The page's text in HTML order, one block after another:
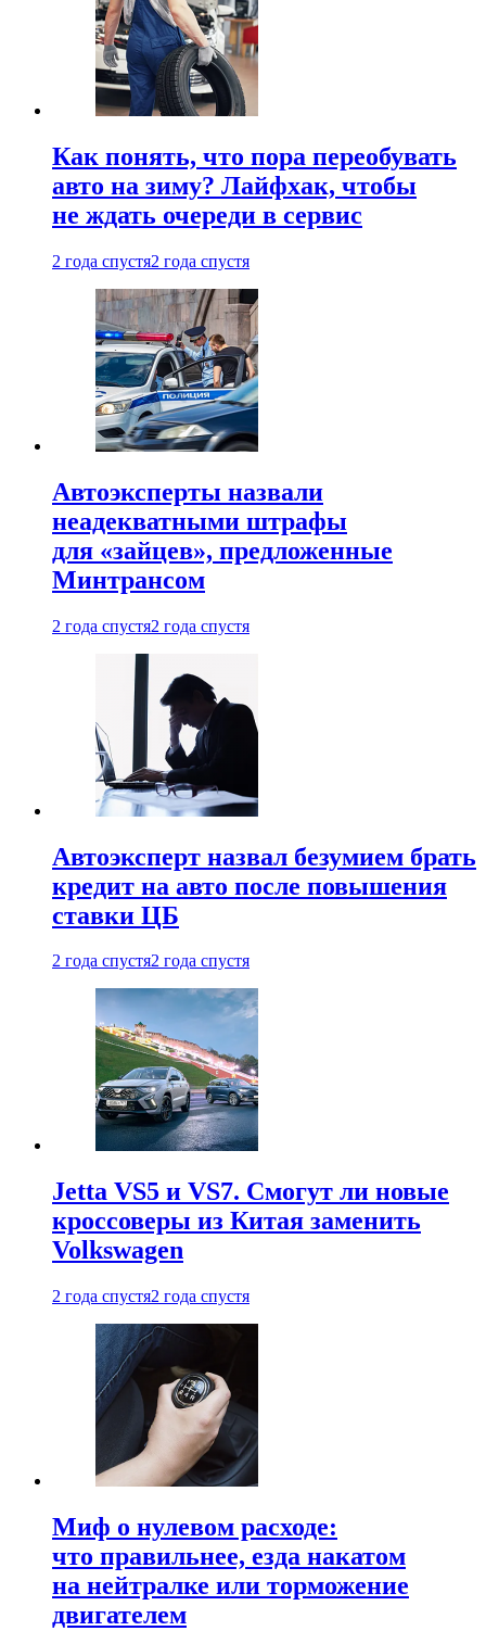
Как понять, что пора переобувать
авто на зиму? Лайфхак, чтобы
не ждать очереди в сервис
2 года спустя2 года спустя
Автоэксперты назвали
неадекватными штрафы
для «зайцев», предложенные
Минтрансом
2 года спустя2 года спустя
Автоэксперт назвал безумием брать
кредит на авто после повышения
ставки ЦБ
2 года спустя2 года спустя
Jetta VS5 и VS7. Смогут ли новые
кроссоверы из Китая заменить
Volkswagen
2 года спустя2 года спустя
Миф о нулевом расходе:
что правильнее, езда накатом
на нейтралке или торможение
двигателем